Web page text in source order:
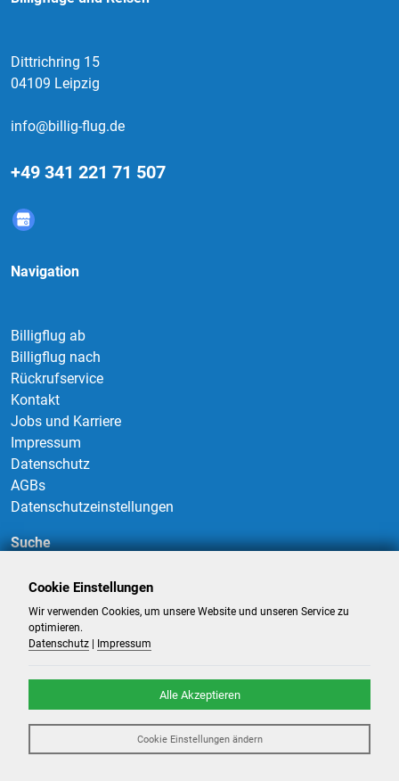
Dittrichring 15
04109 Leipzig
info@billig-flug.de
+49 341 221 71 507
Navigation
Billigflug ab
Billigflug nach
Rückrufservice
Kontakt
Jobs und Karriere
Impressum
Datenschutz
AGBs
Datenschutzeinstellungen
Suche
Suchen
Billigflüge und Reisen- Alle Rechte reserviert. -
powered by ATeO-Travel
Cookie Einstellungen
Wir verwenden Cookies, um unsere Website und unseren Service zu
optimieren.
Datenschutz
Impressum
Alle Akzeptieren
Cookie Einstellungen ändern